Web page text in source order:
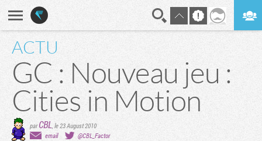
ACTU
GC : Nouveau jeu :
Cities in Motion
parCBL le 23 August 2010
email
@CBL_Factor